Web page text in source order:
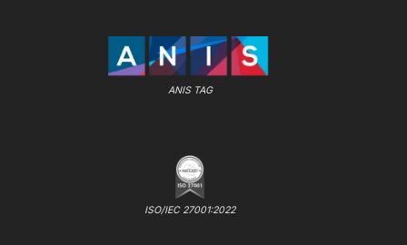
ANIS TAG
ISO/IEC 27001:2022